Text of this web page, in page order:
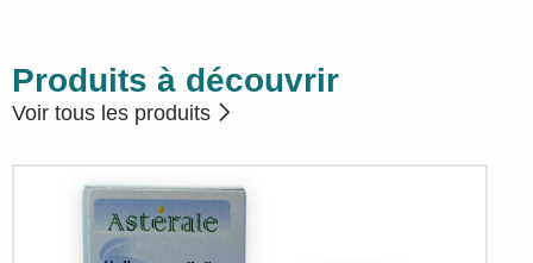
Produits à découvrir
Voir tous les produits